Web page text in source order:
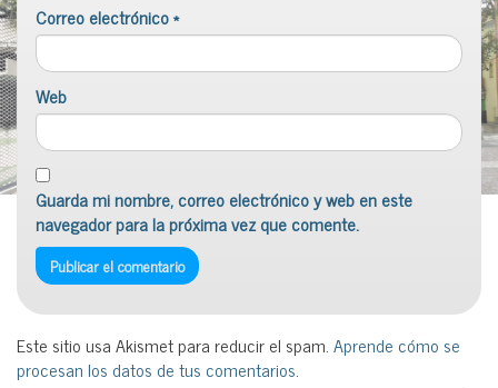
Correo electrónico*
Web
Guarda mi nombre, correo electrónico y web en este
navegador para la próxima vez que comente.
Este sitio usa Akismet para reducir el spam.Aprende cómo se
procesan los datos de tus comentarios.